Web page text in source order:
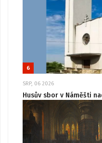
6
SRP, 06 2026
Husův sbor v Náměšti